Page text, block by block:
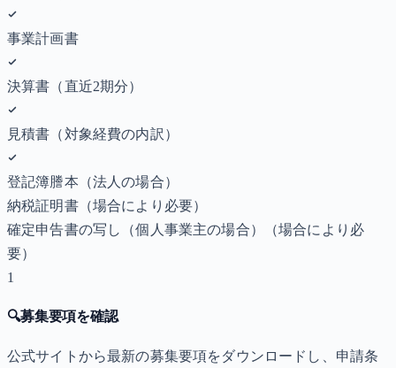
事業計画書
決算書（直近2期分）
見積書（対象経費の内訳）
登記簿謄本（法人の場合）
納税証明書（場合により必要）
確定申告書の写し（個人事業主の場合）
（場合により必
要）
1
🔍募集要項を確認
公式サイトから最新の募集要項をダウンロードし、申請条